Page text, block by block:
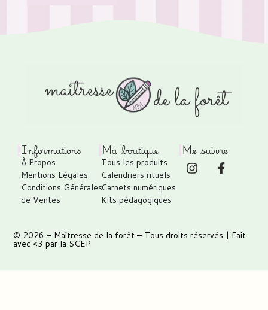
Informations
À Propos
Mentions Légales
Conditions Générales
de Ventes
Ma boutique
Tous les produits
Calendriers rituels
Carnets numériques
Kits pédagogiques
Me suivre
© 2026 – Maîtresse de la forêt – Tous droits réservés | Fait
avec <3 par la SCEP